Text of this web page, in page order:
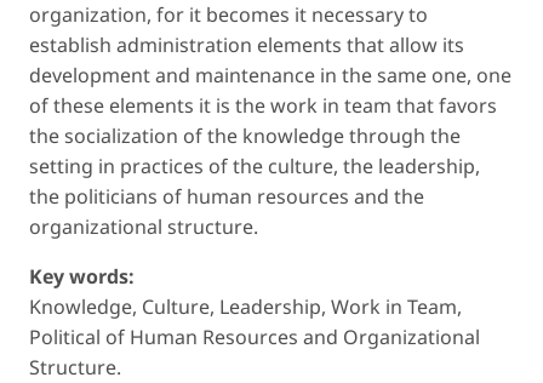
organization, for it becomes it necessary to
establish administration elements that allow its
development and maintenance in the same one, one
of these elements it is the work in team that favors
the socialization of the knowledge through the
setting in practices of the culture, the leadership,
the politicians of human resources and the
organizational structure.
Key words:
Knowledge, Culture, Leadership, Work in Team,
Political of Human Resources and Organizational
Structure.